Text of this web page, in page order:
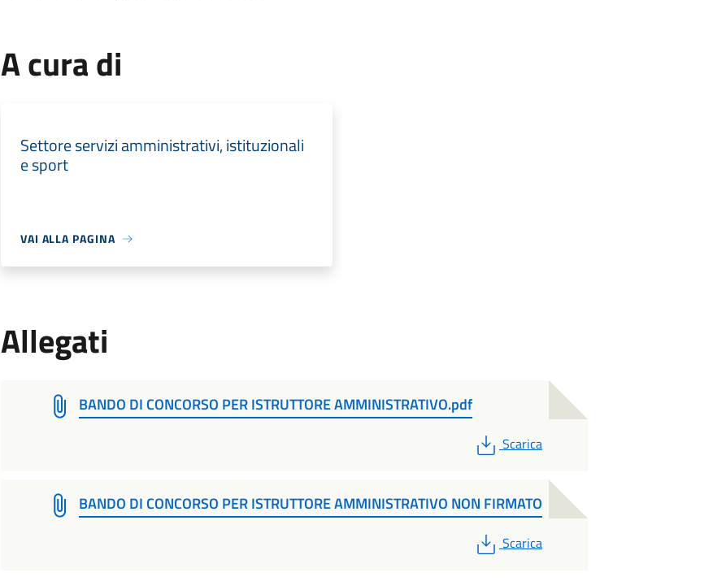
A cura di
Settore servizi amministrativi, istituzionali
e sport
VAI ALLA PAGINA
Allegati
BANDO DI CONCORSO PER ISTRUTTORE AMMINISTRATIVO.pdf
PDF
Scarica
BANDO DI CONCORSO PER ISTRUTTORE AMMINISTRATIVO NON FIRMATO
PDF
Scarica